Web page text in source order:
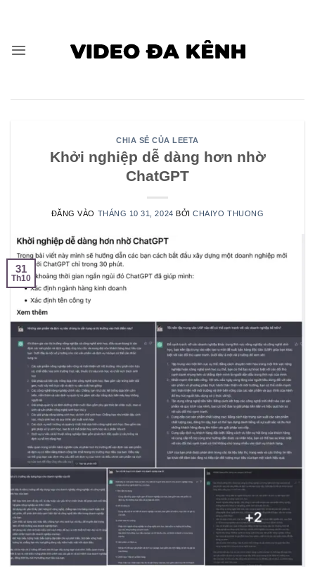
dung
CHIA SẺ CỦA LEETA
Khởi nghiệp dễ dàng hơn nhờ
ChatGPT
ĐĂNG VÀO THÁNG 10 31, 2024 BỞICHAIYO THUONG
31
Th10